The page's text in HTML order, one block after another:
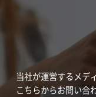
当社が運営するメデ
こちらからお問い合